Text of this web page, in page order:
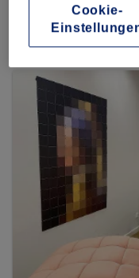
Schillerstraße 31,
Frankfurt am Main
Cookie-